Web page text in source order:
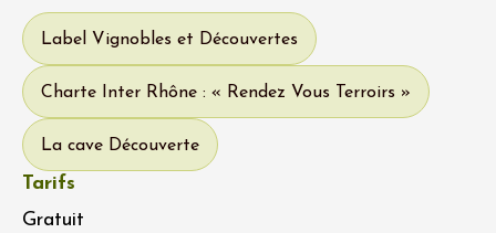
Label Vignobles et Découvertes
Charte Inter Rhône : « Rendez Vous Terroirs »
La cave Découverte
Tarifs
Gratuit